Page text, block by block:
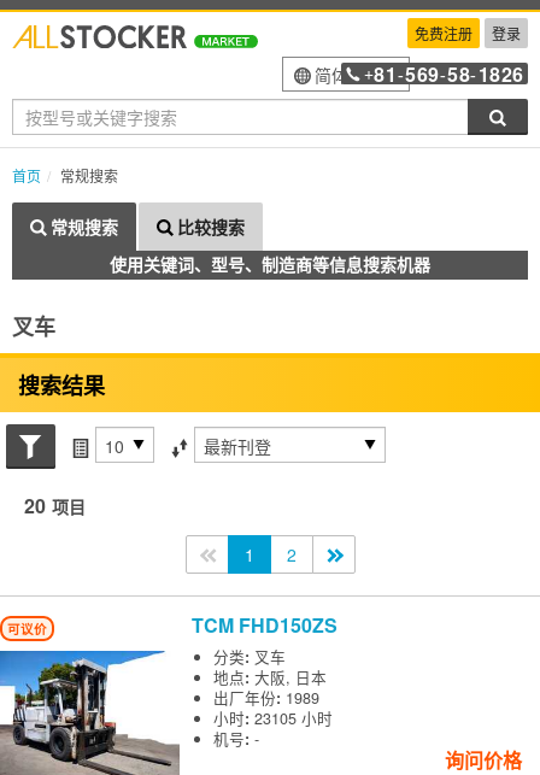
免费注册 登录
简体中文
+81 -569-58-1826
首页 常规搜索
常规搜索
比较搜索
使用关键词、型号、制造商等信息搜索机器
叉车
搜索结果
搜索状态每页项目 排序方式
20 项目
<<1 2
可议价 TCM FHD150ZS
分类: 叉车
地点:大阪, 日本
出厂年份: 1989
小时:23105 小时
机号:-
询问价格